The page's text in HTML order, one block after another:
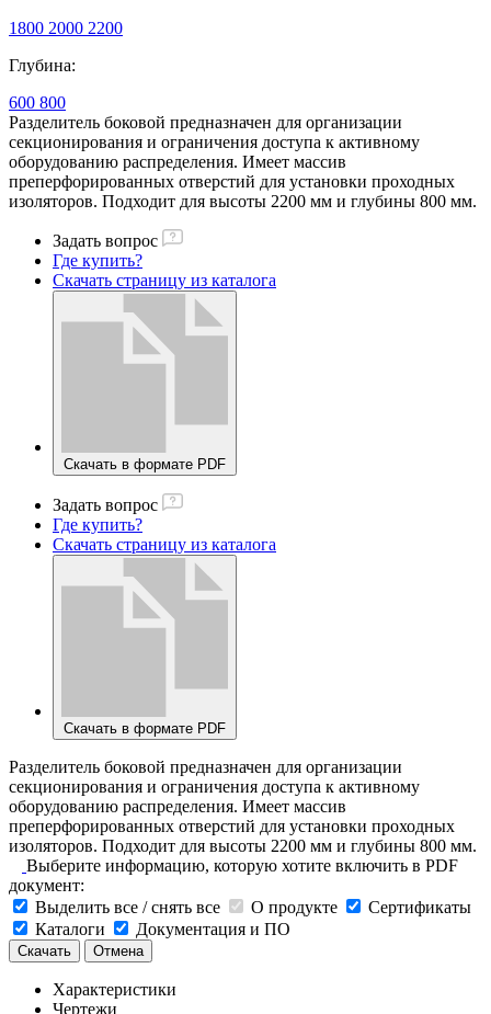
1800 2000 2200
Глубина:
600 800
Разделитель боковой предназначен для организации
секционирования и ограничения доступа к активному
оборудованию распределения. Имеет массив
преперфорированных отверстий для установки проходных
изоляторов. Подходит для высоты 2200 мм и глубины 800 мм.
Задать вопрос
Где купить?
Скачать страницу из каталога
Скачать в формате PDF
Задать вопрос
Где купить?
Скачать страницу из каталога
Скачать в формате PDF
Разделитель боковой предназначен для организации
секционирования и ограничения доступа к активному
оборудованию распределения. Имеет массив
преперфорированных отверстий для установки проходных
изоляторов. Подходит для высоты 2200 мм и глубины 800 мм.
Выберите информацию, которую хотите включить в PDF
документ:
Выделить все / снять все
О продукте
Сертификаты
Каталоги
Документация и ПО
Скачать Отмена
Характеристики
Чертежи